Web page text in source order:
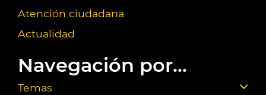
Atención ciudadana
Actualidad
Navegación por...
Temas